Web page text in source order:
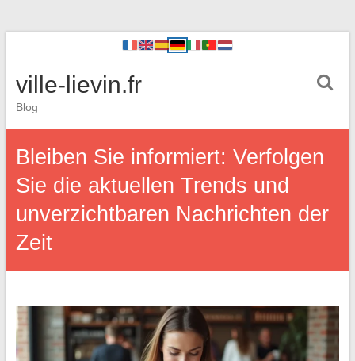
ville-lievin.fr
Blog
Bleiben Sie informiert: Verfolgen
Sie die aktuellen Trends und
unverzichtbaren Nachrichten der
Zeit